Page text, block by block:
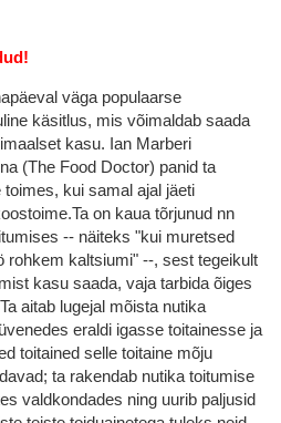
väga populaarse
käsitlus, mis võimaldab saada
kasu. Ian Marberi
(The Food Doctor) panid ta
kui samal ajal jäeti
on kaua tõrjunud nn
-- näiteks "kui muretsed
rohkem kaltsiumi" --, sest tegeikult
kasu saada, vaja tarbida õiges
aitab lugejal mõista nutika
eraldi igasse toitainesse ja
toitained selle toitaine mõju
ta rakendab nutika toitumise
valdkondades ning uurib paljusid